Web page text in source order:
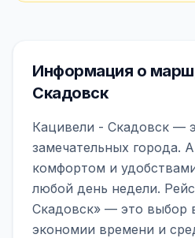
Информация о
Скадовск
Кацивели - Скадовск —
замечательных города.
комфортом и
любой день недели.
Скадовск» — это выбор
экономии времени и